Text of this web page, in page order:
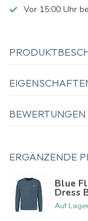
Vor 15:00 Uhr
BEWERTUNGEN
ERGÄNZENDE
Blue
Dress
Auf Lager